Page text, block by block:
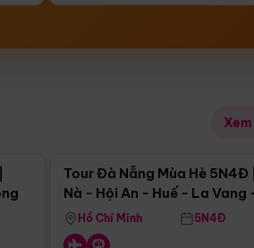
Điểm
Tour Đà Nẵng Mùa Hè 5N4Đ
Nà - Hội An - Huế - La Vang
Động Thiên Đường
Hồ Chí Minh 5N4Đ